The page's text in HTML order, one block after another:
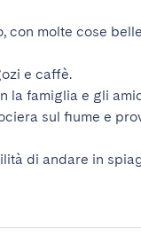
con molte cose
e caffè.
la famiglia e gli
sul fiume e
di andare in